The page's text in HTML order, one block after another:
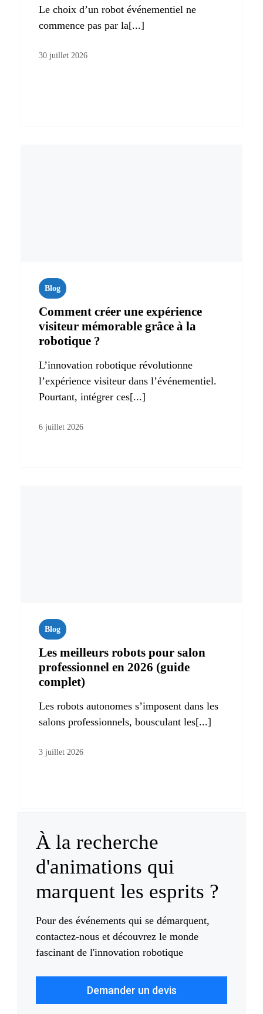
Le choix d’un robot événementiel ne
commence pas par la[...]
30 juillet 2026
Blog
Comment créer une expérience
visiteur mémorable grâce à la
robotique ?
L’innovation robotique révolutionne
l’expérience visiteur dans l’événementiel.
Pourtant, intégrer ces[...]
6 juillet 2026
Blog
Les meilleurs robots pour salon
professionnel en 2026 (guide
complet)
Les robots autonomes s’imposent dans les
salons professionnels, bousculant les[...]
3 juillet 2026
À la recherche
d'animations qui
marquent les esprits ?
Pour des événements qui se démarquent,
contactez-nous et découvrez le monde
fascinant de l'innovation robotique
Demander un devis